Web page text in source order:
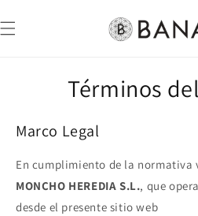
al contenido
Términos
Marco Legal
En cumplimiento de la normativa
MONCHO HEREDIA S.L., que
desde el presente sitio web